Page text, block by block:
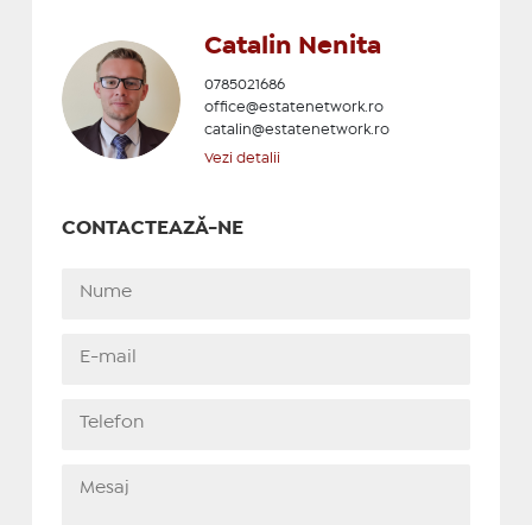
Catalin Nenita
0785021686
office@estatenetwork.ro
catalin@estatenetwork.ro
Vezi detalii
CONTACTEAZĂ-NE